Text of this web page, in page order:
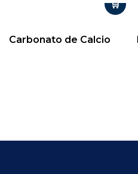
Carbonato de Calcio